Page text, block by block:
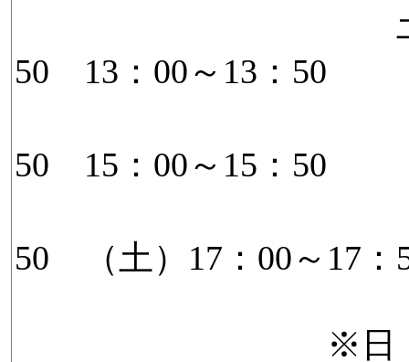
土日 12
50 13：00～13：50
50 15：00～15：50
50 （土）17：00～17：
※日・祝日は